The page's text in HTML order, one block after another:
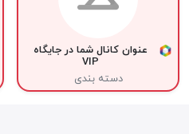
عنوان کانال شما در جایگاه
VIP
دسته بندی